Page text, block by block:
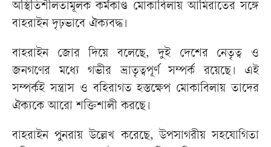
অস্থিতিশীলতামূলক কর্মকাণ্ড মোকাবিলায় আমিরাতের সঙ্গে
বাহরাইন দৃঢ়ভাবে ঐক্যবদ্ধ।
বাহরাইন জোর দিয়ে বলেছে, দুই দেশের নেতৃত্ব ও
জনগণের মধ্যে গভীর ভ্রাতৃত্বপূর্ণ সম্পর্ক রয়েছে। এই
সম্পর্কই সন্ত্রাস ও বহিরাগত হস্তক্ষেপ মোকাবিলায় তাদের
ঐক্যকে আরো শক্তিশালী করছে।
বাহরাইন পুনরায় উল্লেখ করেছে, উপসাগরীয় সহযোগিতা